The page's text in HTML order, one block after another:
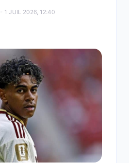
- 1 JUIL 2026, 12:40